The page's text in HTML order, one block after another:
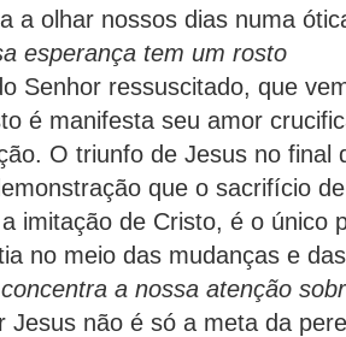
a olhar nossos dias numa
esperança tem um rosto
Senhor ressuscitado, que
é manifesta seu amor
O triunfo de Jesus no final
que o sacrifício
imitação de Cristo, é o único
no meio das mudanças e
a nossa atenção
Jesus não é só a meta da